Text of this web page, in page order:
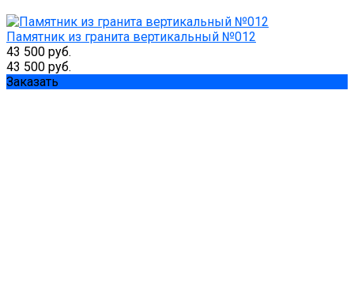
Памятник из гранита вертикальный №012
43 500 руб.
43 500 руб.
Заказать